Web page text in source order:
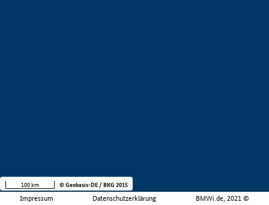
Impressum Datenschutzerklärung BMWi.de, 2021 ©
100 km © Geobasis-DE / BKG 2015